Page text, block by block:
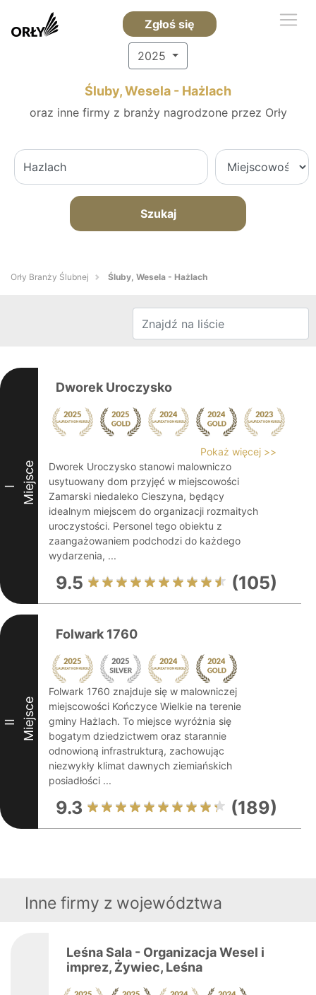
Zgłoś się
2025
Śluby, Wesela - Hażlach
oraz inne firmy z branży nagrodzone przez Orły
Szukaj
Orły Branży Ślubnej Śluby, Wesela - Hażlach
I Miejsce
Dworek Uroczysko
Pokaż więcej >>
Dworek Uroczysko stanowi malowniczo
usytuowany dom przyjęć w miejscowości
Zamarski niedaleko Cieszyna, będący
idealnym miejscem do organizacji rozmaitych
uroczystości. Personel tego obiektu z
zaangażowaniem podchodzi do każdego
wydarzenia, ...
9.5 (105)
II Miejsce
Folwark 1760
Folwark 1760 znajduje się w malowniczej
miejscowości Kończyce Wielkie na terenie
gminy Hażlach. To miejsce wyróżnia się
bogatym dziedzictwem oraz starannie
odnowioną infrastrukturą, zachowując
niezwykły klimat dawnych ziemiańskich
posiadłości ...
9.3 (189)
Inne firmy z województwa
Leśna Sala - Organizacja Wesel i
imprez, Żywiec, Leśna